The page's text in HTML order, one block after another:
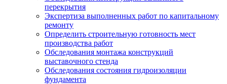
перекрытия
Экспертиза выполненных работ по капитальному
ремонту
Определить строительную готовность мест
производства работ
Обследования монтажа конструкций
выставочного стенда
Обследования состояния гидроизоляции
фундамента